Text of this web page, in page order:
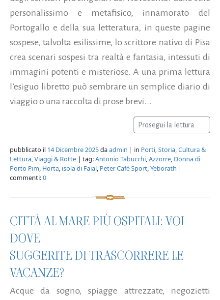
personalissimo e metafisico, innamorato del
Portogallo e della sua letteratura, in queste pagine
sospese, talvolta esilissime, lo scrittore nativo di Pisa
crea scenari sospesi tra realtà e fantasia, intessuti di
immagini potenti e misteriose. A una prima lettura
l’esiguo libretto può sembrare un semplice diario di
viaggio o una raccolta di prose brevi...
Prosegui la lettura
pubblicato il 14 Dicembre 2025daadmin | in Porti Storia, Cultura &
Lettura Viaggi & Rotte | tag:Antonio Tabucchi Azzorre Donna di
Porto Pim Horta isola di Faial Peter Café Sport Yeborath |
commenti:0
CITTÀ AL MARE PIÙ OSPITALI: VOI
DOVE
SUGGERITE DI TRASCORRERE LE
VACANZE?
Acque da sogno, spiagge attrezzate, negozietti